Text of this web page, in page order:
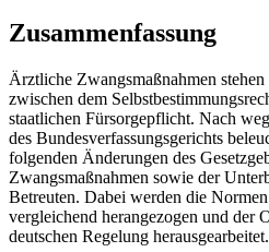
Zusammenfassung
Ärztliche Zwangsmaßnahmen
zwischen dem
staatlichen Fürsorgepflicht. Nach
des Bundesverfassungsgerichts
folgenden Änderungen des
Zwangsmaßnahmen sowie der
Betreuten. Dabei werden die
vergleichend herangezogen und der
deutschen Regelung herausgearbeitet.